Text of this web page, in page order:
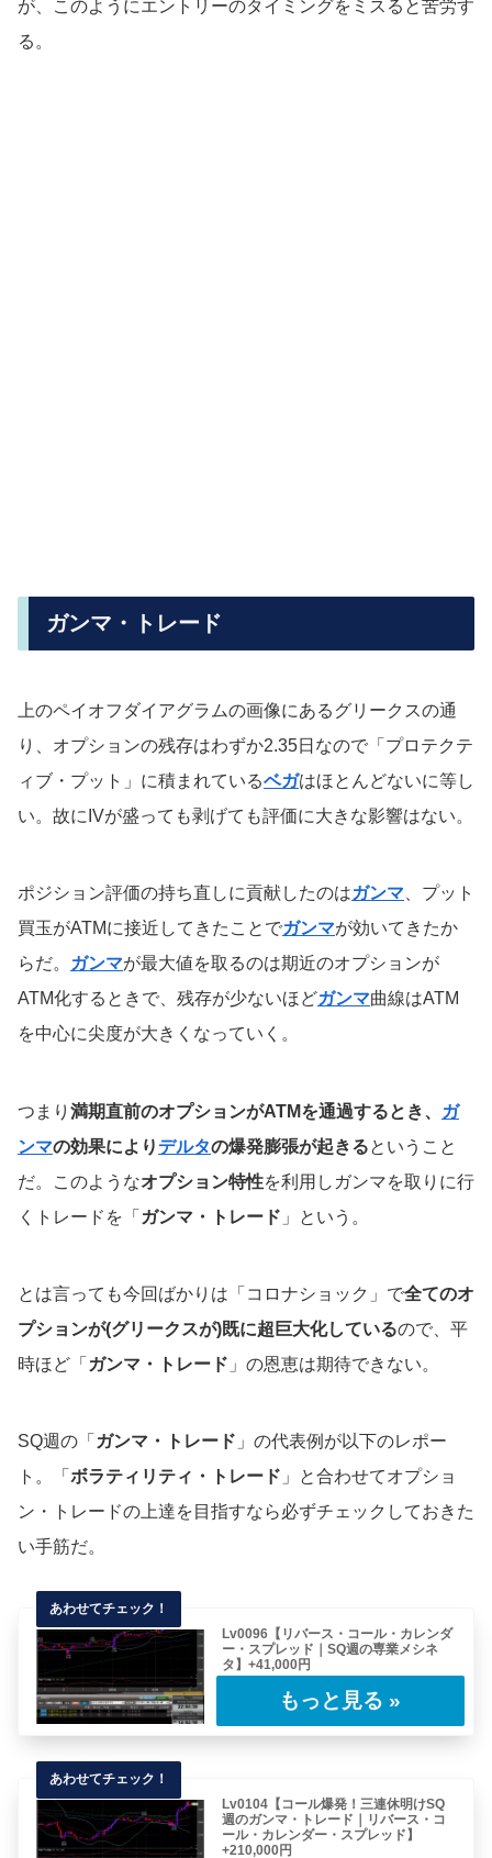
が、このようにエントリーのタイミングをミスると苦労す
る。
ガンマ・トレード
上のペイオフダイアグラムの画像にあるグリークスの通
り、オプションの残存はわずか2.35日なので「プロテクテ
ィブ・プット」に積まれているベガはほとんどないに等し
い。故にIVが盛っても剥げても評価に大きな影響はない。
ポジション評価の持ち直しに貢献したのはガンマ 、プット
買玉がATMに接近してきたことでガンマが効いてきたか
らだ。
ガンマが最大値を取るのは期近のオプションが
ATM化するときで、残存が少ないほどガンマ曲線はATM
を中心に尖度が大きくなっていく。
つまり 満期直前のオプションがATMを通過するとき、
ガ
ンマの効果により デルタの爆発膨張が起きるということ
だ。このようなオプション特性を利用しガンマを取りに行
くトレードを「 ガンマ・トレード 」という。
とは言っても今回ばかりは「コロナショック」で全てのオ
プションが(グリークスが)既に超巨大化しているので、平
時ほど「 ガンマ・トレード 」の恩恵は期待できない。
SQ週の「 ガンマ・トレード 」の代表例が以下のレポー
ト。「 ボラティリティ・トレード 」と合わせてオプショ
ン・トレードの上達を目指すなら必ずチェックしておきた
い手筋だ。
Lv0096【リバース・コール・カレンダ
ー・スプレッド｜SQ週の専業メシネ
タ】+41,000円
ロングのスプレッドは勝てない」そう思い込ん
Lv0104【コール爆発！三連休明けSQ
週のガンマ・トレード｜リバース・コ
ール・カレンダー・スプレッド】
+210,000円